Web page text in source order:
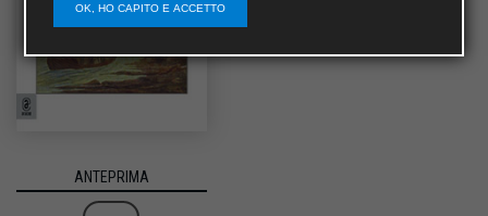
ANTEPRIMA
OK, HO CAPITO E ACCETTO